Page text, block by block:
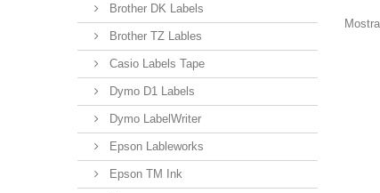
Brother DK Labels
Brother TZ Lables
Casio Labels Tape
Dymo D1 Labels
Dymo LabelWriter
Epson Lableworks
Epson TM Ink